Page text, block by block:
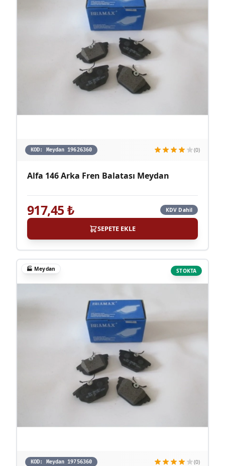
KOD: Meydan 19626360 (0)
Alfa 146 Arka Fren Balatası Meydan
917,45₺ KDV Dahil
SEPETE EKLE
STOKTA
🏭 Meydan
KOD: Meydan 19756360 (0)